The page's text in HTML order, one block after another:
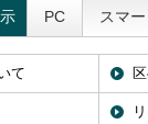
PC スマ
て